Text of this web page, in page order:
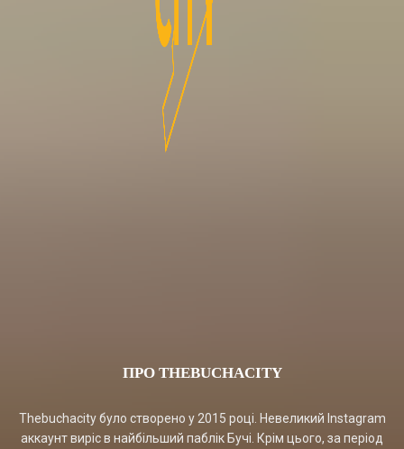
ПРО THEBUCHACITY
Thebuchacity було створено у 2015 році. Невеликий Instagram
аккаунт виріс в найбільший паблік Бучі. Крім цього, за період